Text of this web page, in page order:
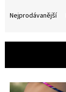
p
Nejprodávanější